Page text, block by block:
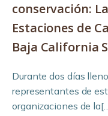
conservación:
Estaciones de
Baja California
Durante dos días
representantes de
organizaciones de